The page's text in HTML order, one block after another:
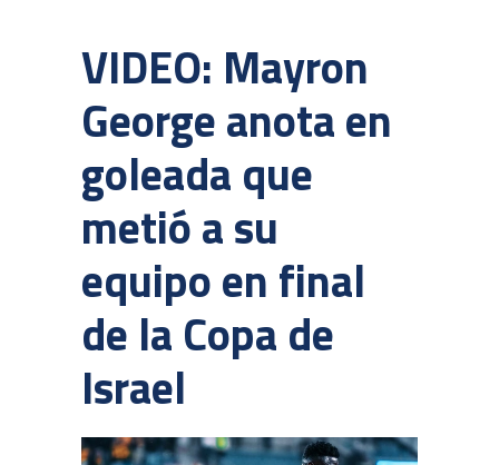
VIDEO: Mayron
George anota en
goleada que
metió a su
equipo en final
de la Copa de
Israel